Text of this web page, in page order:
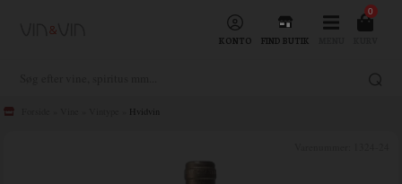
KONTO FIND BUTIK
0
Hvidvin